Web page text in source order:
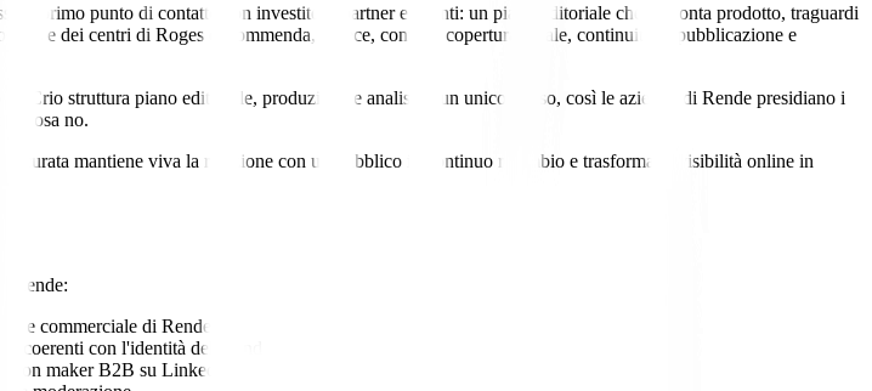
primo punto di contatto con investitori, partner e talenti: un piano editoriale che racconta prodotto, traguardi
e dei centri di Roges e Commenda, invece, contano copertura locale, continuità di pubblicazione e
Crio struttura piano editoriale, produzione e analisi in un unico flusso, così le aziende di Rende presidiano i
e cosa no.
curata mantiene viva la relazione con un pubblico in continuo ricambio e trasforma la visibilità online in
Rende:
e commerciale di Rende
coerenti con l'identità del brand
maker B2B su LinkedIn